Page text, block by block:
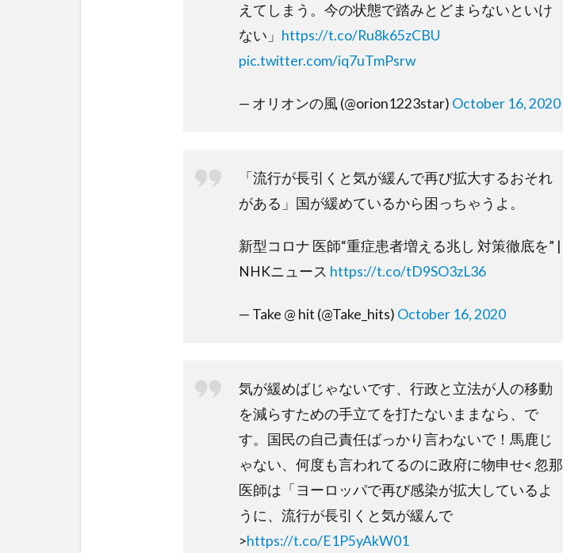
えてしまう。今の状態で踏みとどまらないといけ
ない」 https://t.co/Ru8k65zCBU
pic.twitter.com/iq7uTmPsrw
— オリオンの風 (@orion1223star) October 16, 2020
「流行が長引くと気が緩んで再び拡大するおそれ
がある」国が緩めているから困っちゃうよ。
新型コロナ 医師“重症患者増える兆し 対策徹底を” |
NHKニュース https://t.co/tD9SO3zL36
— Take @ hit (@Take_hits) October 16, 2020
気が緩めばじゃないです、行政と立法が人の移動
を減らすための手立てを打たないままなら、で
す。国民の自己責任ばっかり言わないで！馬鹿じ
ゃない、何度も言われてるのに政府に物申せ< 忽那
医師は「ヨーロッパで再び感染が拡大しているよ
うに、流行が長引くと気が緩んで
>https://t.co/E1P5yAkW01